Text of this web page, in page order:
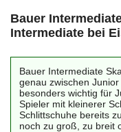
Bauer
Intermediate bei
Bauer Intermediate
genau zwischen
besonders wichtig für
Spieler mit kleinerer
Schlittschuhe bereits
noch zu groß, zu breit